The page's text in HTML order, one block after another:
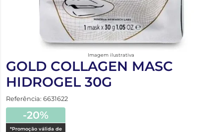
Imagem ilustrativa
GOLD COLLAGEN MASC
HIDROGEL 30G
Referência: 6631622
-20%
*Promoção válida de